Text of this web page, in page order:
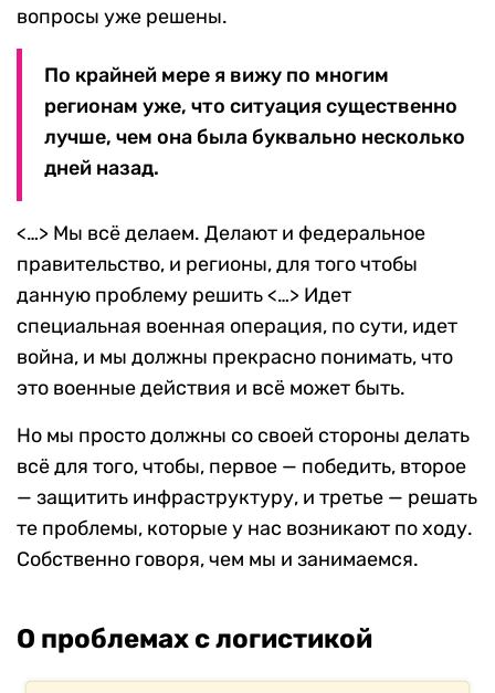
вопросы уже решены.
По крайней мере я вижу по многим
регионам уже, что ситуация существенно
лучше, чем она была буквально несколько
дней назад.
<…> Мы всё делаем. Делают и федеральное
правительство, и регионы, для того чтобы
данную проблему решить <…> Идет
специальная военная операция, по сути, идет
война, и мы должны прекрасно понимать, что
это военные действия и всё может быть.
Но мы просто должны со своей стороны делать
всё для того, чтобы, первое — победить, второе
— защитить инфраструктуру, и третье — решать
те проблемы, которые у нас возникают по ходу.
Собственно говоря, чем мы и занимаемся.
О проблемах с логистикой